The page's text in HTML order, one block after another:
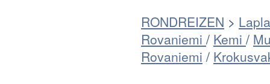
RONDREIZEN >
Rovaniemi / Kemi /
Rovaniemi /